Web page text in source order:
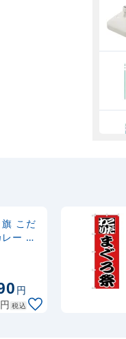
こだ
ー 黄
円
円 税込